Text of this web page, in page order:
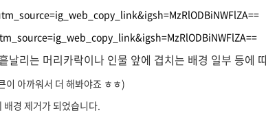
리는 머리카락이나 인물 앞에 겹치는 배경 일부 등에
이 아까워서 더 해봐야죠 ㅎㅎ)
배경 제거가 되었습니다.